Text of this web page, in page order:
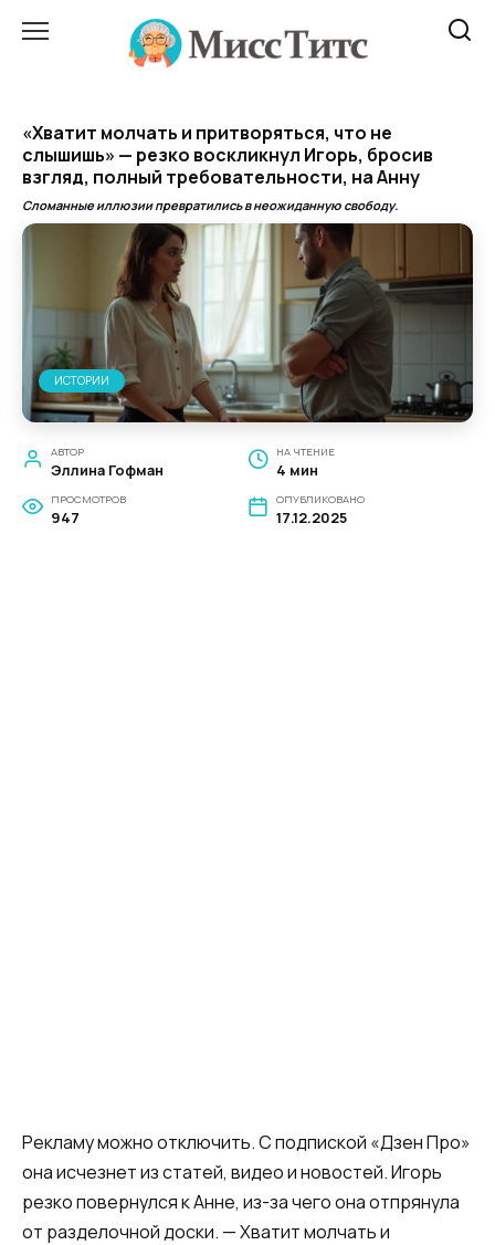
«Хватит молчать и притворяться, что не
слышишь» — резко воскликнул Игорь, бросив
взгляд, полный требовательности, на Анну
Сломанные иллюзии превратились в неожиданную свободу.
ИСТОРИИ
АВТОР
Эллина Гофман
НА ЧТЕНИЕ
4 мин
ПРОСМОТРОВ
947
ОПУБЛИКОВАНО
17.12.2025
Рекламу можно отключить. С подпиской «Дзен Про»
она исчезнет из статей, видео и новостей. Игорь
резко повернулся к Анне, из-за чего она отпрянула
от разделочной доски. — Хватит молчать и